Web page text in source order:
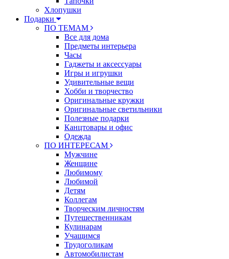
Хлопушки
Подарки
ПО ТЕМАМ
Все для дома
Предметы интерьера
Часы
Гаджеты и аксессуары
Игры и игрушки
Удивительные вещи
Хобби и творчество
Оригинальные кружки
Оригинальные светильники
Полезные подарки
Канцтовары и офис
Одежда
ПО ИНТЕРЕСАМ
Мужчине
Женщине
Любимому
Любимой
Детям
Коллегам
Творческим личностям
Путешественникам
Кулинарам
Учащимся
Трудоголикам
Автомобилистам